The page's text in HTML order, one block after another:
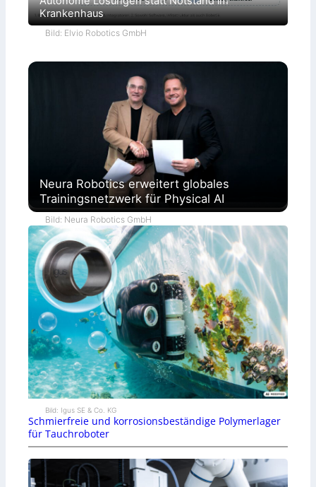
Krankenhaus
Bild: Elvio Robotics GmbH
Neura Robotics erweitert globales
Trainingsnetzwerk für Physical AI
Bild: Neura Robotics GmbH
Bild: Igus SE & Co. KG
Schmierfreie und korrosionsbeständige Polymerlager
für Tauchroboter